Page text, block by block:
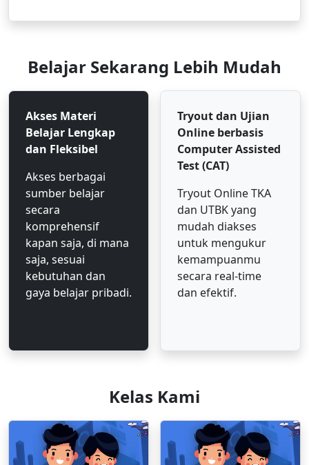
Belajar Sekarang Lebih Mudah
Akses Materi
Belajar Lengkap
dan Fleksibel
Akses berbagai
sumber belajar
secara
komprehensif
kapan saja, di mana
saja, sesuai
kebutuhan dan
gaya belajar pribadi.
Tryout dan Ujian
Online berbasis
Computer Assisted
Test (CAT)
Tryout Online TKA
dan UTBK yang
mudah diakses
untuk mengukur
kemampuanmu
secara real-time
dan efektif.
Kelas Kami